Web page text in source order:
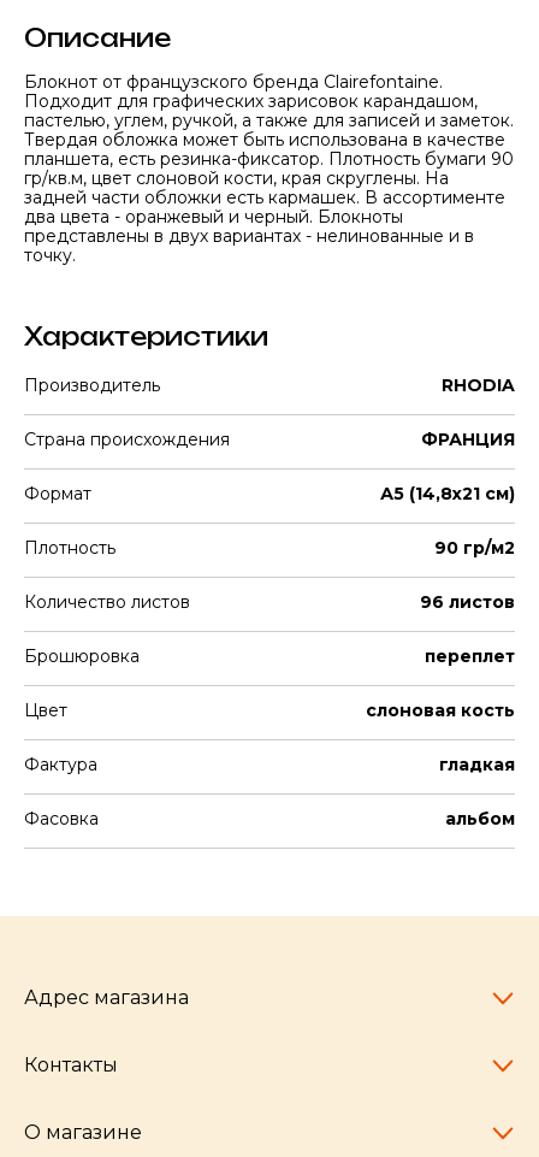
Описание
Блокнот от французского бренда Clairefontaine.
Подходит для графических зарисовок карандашом,
пастелью, углем, ручкой, а также для записей и заметок.
Твердая обложка может быть использована в качестве
планшета, есть резинка-фиксатор. Плотность бумаги 90
гр/кв.м, цвет слоновой кости, края скруглены. На
задней части обложки есть кармашек. В ассортименте
два цвета - оранжевый и черный. Блокноты
представлены в двух вариантах - нелинованные и в
точку.
Характеристики
Производитель RHODIA
Страна происхождения ФРАНЦИЯ
Формат А5 (14,8х21 см)
Плотность 90 гр/м2
Количество листов 96 листов
Брошюровка переплет
Цвет слоновая кость
Фактура гладкая
Фасовка альбом
Адрес магазина
Челябинск,
Контакты
pocherkartshop@mail.ru
О магазине